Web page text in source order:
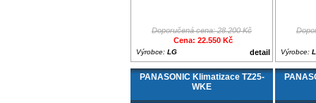
Doporučená cena: 28.200 Kč
Cena: 22.550 Kč
detail
Výrobce: LG Výrobce:
PANASONIC Klimatizace TZ25-
WKE